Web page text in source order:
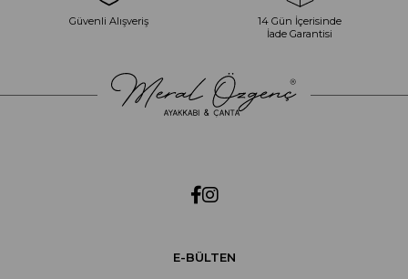
Güvenli Alışveriş
14 Gün İçerisinde
İade Garantisi
E-BÜLTEN